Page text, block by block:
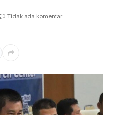
Tidak ada komentar